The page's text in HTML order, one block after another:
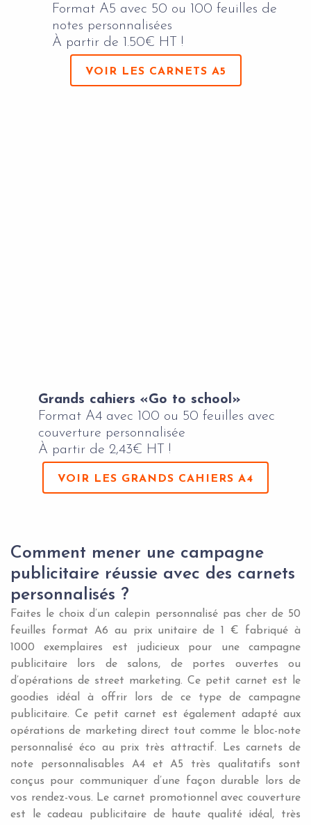
Format A5 avec 50 ou 100 feuilles de
notes personnalisées
À partir de 1.50€ HT !
VOIR LES CARNETS A5
Grands cahiers «Go to school»
Format A4 avec 100 ou 50 feuilles avec
couverture personnalisée
À partir de 2,43€ HT !
VOIR LES GRANDS CAHIERS A4
Comment mener une campagne
publicitaire réussie avec des carnets
personnalisés ?
Faites le choix d’un calepin personnalisé pas cher de 50
feuilles format A6 au prix unitaire de 1 € fabriqué à
1000 exemplaires est judicieux pour une campagne
publicitaire lors de salons, de portes ouvertes ou
d’opérations de street marketing. Ce petit carnet est le
goodies idéal à offrir lors de ce type de campagne
publicitaire. Ce petit carnet est également adapté aux
opérations de marketing direct tout comme le bloc-note
personnalisé éco au prix très attractif. Les carnets de
note personnalisables A4 et A5 très qualitatifs sont
conçus pour communiquer d’une façon durable lors de
vos rendez-vous. Le carnet promotionnel avec couverture
est le cadeau publicitaire de haute qualité idéal, très